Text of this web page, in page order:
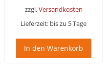
zzgl.Versandkosten
Lieferzeit: bis zu 5 Tage
In den Warenkorb